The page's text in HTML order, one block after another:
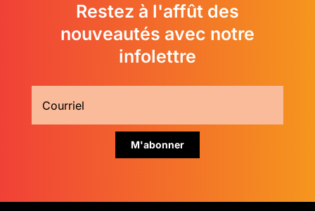
Restez à l'affût des
nouveautés avec notre
infolettre